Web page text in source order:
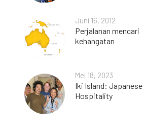
Juni 16, 2012
Perjalanan mencari
kehangatan
Mei 18, 2023
Iki Island: Japanese
Hospitality